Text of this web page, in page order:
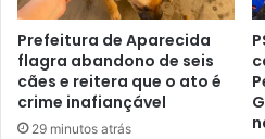
Prefeitura de Aparecida
flagra abandono de seis
cães e reitera que o ato é
crime inafiançável
29 minutos atrás